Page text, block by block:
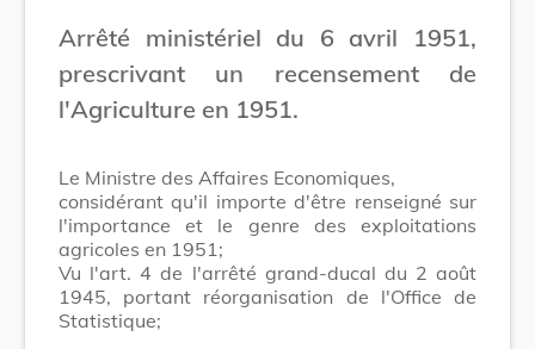
Arrêté ministériel du 6 avril 1951,
prescrivant un recensement de
l'Agriculture en 1951.
Le Ministre des Affaires Economiques,
considérant qu'il importe d'être renseigné sur
l'importance et le genre des exploitations
agricoles en 1951;
Vu l'art. 4 de l'arrêté grand-ducal du 2 août
1945, portant réorganisation de l'Office de
Statistique;